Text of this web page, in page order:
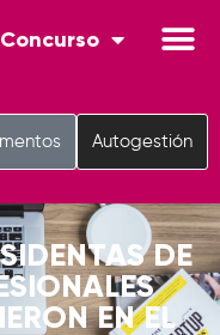
Autogestión
Concurso
DE
EN EL